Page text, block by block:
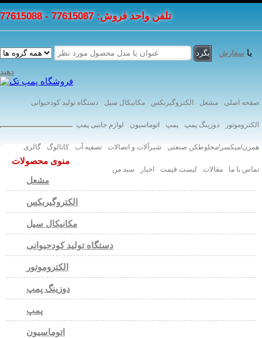
تلفن واحد فروش: 77615087 - 77615088
یا سفارش
دهید
صفحه اصلی مشعل الکتروگیربکس مکانیکال سیل دستگاه تولید کودحیوانی
الکتروموتور دوزینگ پمپ پمپ اتوماسیون لوازم جانبی پمپ
همزن/میکسر/مخلوطکن صنعتی شیرآلات و اتصالات تصفیه آب کاتالوگ گالری
تماس با ما مقالات لیست قیمت اخبار سبد من
منوی محصولات
مشعل
الکتروگیربکس
مکانیکال سیل
دستگاه تولید کودحیوانی
الکتروموتور
دوزینگ پمپ
پمپ
اتوماسیون